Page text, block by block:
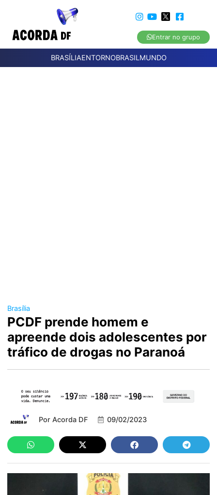
Entrar no grupo
BRASÍLIAENTORNOBRASILMUNDO
Brasília
PCDF prende homem e
apreende dois adolescentes por
tráfico de drogas no Paranoá
Por Acorda DF 09/02/2023